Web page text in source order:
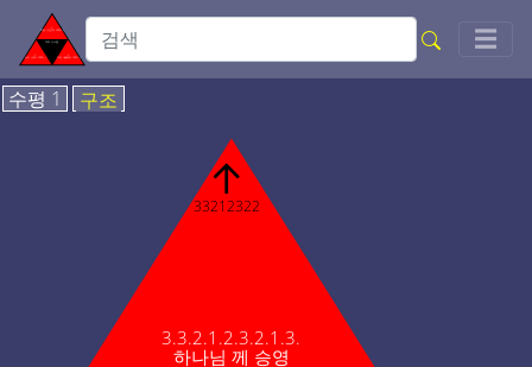
☰
수평 1 구조
3.3.2.1.2.3.2.1.3.
하나님 께 승영
↑
33212322